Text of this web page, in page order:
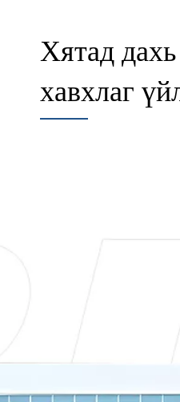
Хятад
хавхлаг